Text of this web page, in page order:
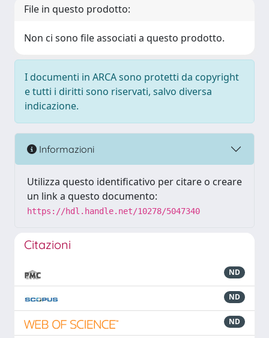
File in questo prodotto:
Non ci sono file associati a questo prodotto.
I documenti in ARCA sono protetti da copyright
e tutti i diritti sono riservati, salvo diversa
indicazione.
Informazioni
Utilizza questo identificativo per citare o creare
un link a questo documento:
https://hdl.handle.net/10278/5047340
Citazioni
ND
ND
ND